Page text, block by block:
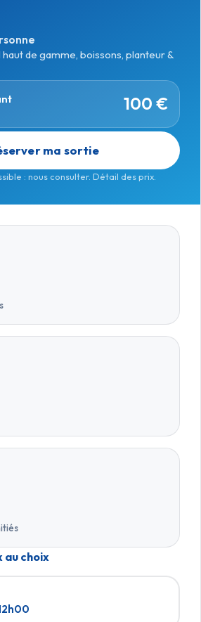
de gamme, boissons, planteur &
100 €
ma sortie
: nous consulter. Détail des prix.
au choix